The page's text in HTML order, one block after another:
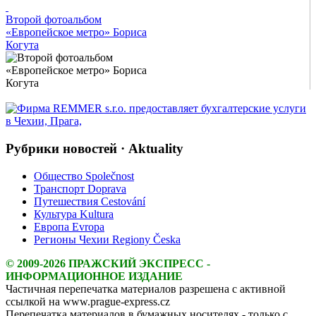
Intro Items
Link Items
Show Image
Hide
Второй фотоальбом
«Европейское метро» Бориса
Когута
Рубрики новостей · Aktuality
Общество Společnost
Транспорт Doprava
Путешествия Cestování
Культура Kultura
Европа Evropa
Регионы Чехии Regiony Česka
© 2009-2026 ПРАЖСКИЙ ЭКСПРЕСС -
ИНФОРМАЦИОННОЕ ИЗДАНИЕ
Частичная перепечатка материалов разрешена с активной
ссылкой на www.prague-express.cz